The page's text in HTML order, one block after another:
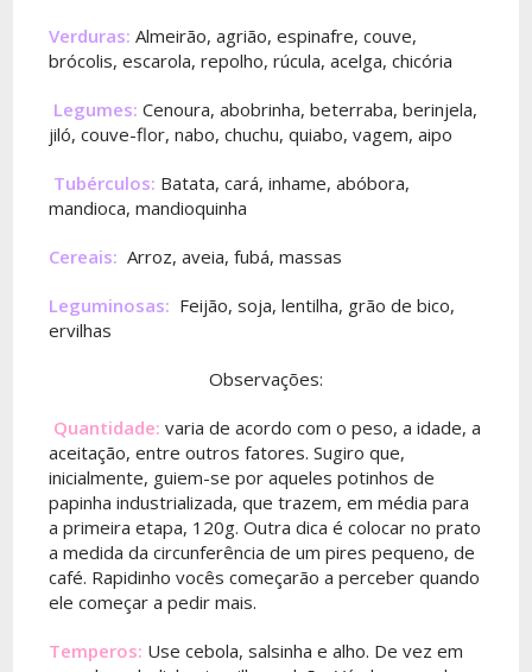
Verduras: Almeirão, agrião, espinafre, couve,
brócolis, escarola, repolho, rúcula, acelga, chicória
Legumes: Cenoura, abobrinha, beterraba, berinjela,
jiló, couve-flor, nabo, chuchu, quiabo, vagem, aipo
Tubérculos: Batata, cará, inhame, abóbora,
mandioca, mandioquinha
Cereais: Arroz, aveia, fubá, massas
Leguminosas: Feijão, soja, lentilha, grão de bico,
ervilhas
Observações:
Quantidade: varia de acordo com o peso, a idade, a
aceitação, entre outros fatores. Sugiro que,
inicialmente, guiem-se por aqueles potinhos de
papinha industrializada, que trazem, em média para
a primeira etapa, 120g. Outra dica é colocar no prato
a medida da circunferência de um pires pequeno, de
café. Rapidinho vocês começarão a perceber quando
ele começar a pedir mais.
Temperos: Use cebola, salsinha e alho. De vez em